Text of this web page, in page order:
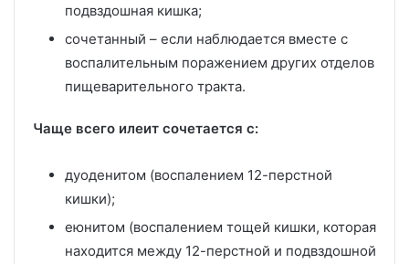
подвздошная кишка;
сочетанный – если наблюдается вместе с
воспалительным поражением других отделов
пищеварительного тракта.
Чаще всего илеит сочетается с:
дуоденитом (воспалением 12-перстной
кишки);
еюнитом (воспалением тощей кишки, которая
находится между 12-перстной и подвздошной